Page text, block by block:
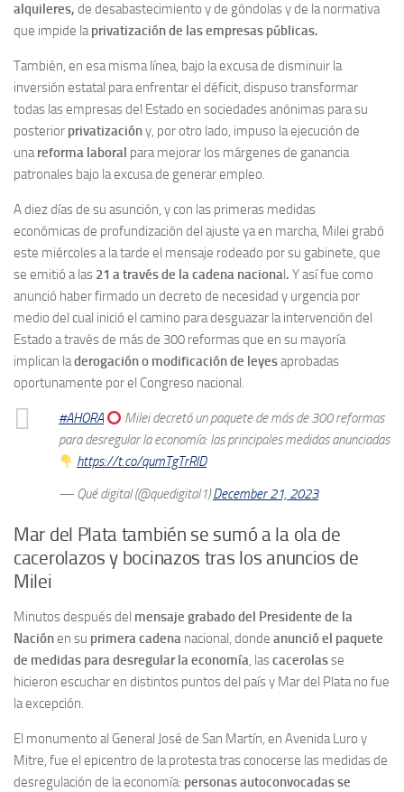
alquileres, de desabastecimiento y de góndolas y de la normativa
que impide laprivatización de las empresas públicas.
También, en esa misma línea, bajo la excusa de disminuir la
inversión estatal para enfrentar el déficit, dispuso transformar
todas las empresas del Estado en sociedades anónimas para su
posterior privatizacióny, por otro lado, impuso la ejecución de
unareforma laboral para mejorar los márgenes de ganancia
patronales bajo la excusa de generar empleo.
A diez días de su asunción, y con las primeras medidas
económicas de profundización del ajuste ya en marcha, Milei grabó
este miércoles a la tarde el mensaje rodeado por su gabinete, que
se emitió a las 21 a través de la cadena naciona . Y así fue como
anunció haber firmado un decreto de necesidad y urgencia por
medio del cual inició el camino para desguazar la intervención del
Estado a través de más de 300 reformas que en su mayoría
implican laderogación o modificación de leyesaprobadas
oportunamente por el Congreso nacional.
#AHORA
Milei decretó un paquete de más de 300 reformas
para desregular la economía: las principales medidas anunciadas
https://t.co/qumTgTrRlD
— Qué digital (@quedigital1)December 21, 2023
Mar del Plata también se sumó a la ola de
cacerolazos y bocinazos tras los anuncios de
Milei
Minutos después del mensaje grabado del Presidente de la
Naciónen su primera cadena nacional, donde anunció el paquete
de medidas para desregular la economía, lascacerolasse
hicieron escuchar en distintos puntos del país y Mar del Plata no fue
la excepción.
El monumento al General José de San Martín, en Avenida Luro y
Mitre, fue el epicentro de la protesta tras conocerse las medidas de
desregulación de la economía: personas autoconvocadas se